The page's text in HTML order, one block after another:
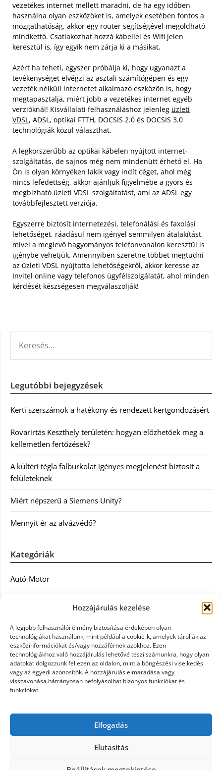
Hozzájárulás kezelése
A legjobb felhasználói élmény biztosítása érdekében olyan
technológiákat használunk, mint például a cookie-k, amelyek tárolják az
eszközinformációkat és/vagy hozzáférnek azokhoz. Ezen
technológiákhoz való hozzájárulás lehetővé teszi számunkra, hogy olyan
adatokat dolgozzunk fel ezen az oldalon, mint a böngészési viselkedés
vagy az egyedi azonosítók. A hozzájárulás elmaradása vagy
visszavonása hátrányosan befolyásolhat bizonyos funkciókat és
funkciókat.
Elfogadás
Elutasítás
vezetékes internet mellett maradni, de ha egy időben
használna olyan eszközöket is, amelyek esetében fontos a
mozgathatóság, akkor egy router segítségével megoldható
mindkettő. Csatlakozhat hozzá kábellel és Wifi jelen
keresztül is, így egyik nem zárja ki a másikat.
Azért ha teheti, egyszer próbálja ki, hogy ugyanazt a
tevékenységet elvégzi az asztali számítógépen és egy
vezeték nélküli internetet alkalmazó eszközön is, hogy
megtapasztalja, miért jobb a vezetékes internet egyéb
verzióknál! Kisvállalati felhasználáshoz jelenleg üzleti
VDSL, ADSL, optikai FTTH, DOCSIS 2.0 és DOCSIS 3.0
technológiák közül választhat.
A legkorszerűbb az optikai kábelen nyújtott internet-
szolgáltatás, de sajnos még nem mindenütt érhető el. Ha
Ön is olyan környéken lakik vagy indít céget, ahol még
nincs lefedettség, akkor ajánljuk figyelmébe a gyors és
megbízható üzleti VDSL szolgáltatást, ami az ADSL egy
továbbfejlesztett verziója.
Egyszerre biztosít internetezési, telefonálási és faxolási
lehetőséget, ráadásul nem igényel semmilyen átalakítást,
mivel a meglevő hagyományos telefonvonalon keresztül is
igénybe vehetjük. Amennyiben szeretne többet megtudni
az üzleti VDSL nyújtotta lehetőségekről, akkor keresse az
Invitel online vagy telefonos ügyfélszolgálatát, ahol minden
kérdését készségesen megválaszolják!
Legutóbbi bejegyzések
Kerti szerszámok a hatékony és rendezett kertgondozásért
Rovarirtás Keszthely területén: hogyan előzhetőek meg a
kellemetlen fertőzések?
A kültéri tégla falburkolat igényes megjelenést biztosít a
felületeknek
Miért népszerű a Siemens Unity?
Mennyit ér az alvázvédő?
Kategóriák
Autó-Motor
Egészség
Egyéb
Étel
Szolgáltatás
Vásárlás
Webáruház